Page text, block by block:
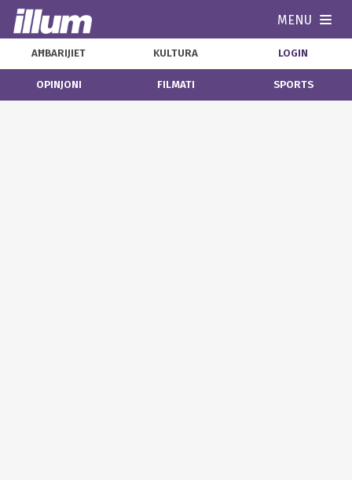
MENU
AĦBARIJIET KULTURA LOGIN
OPINJONI FILMATI SPORTS